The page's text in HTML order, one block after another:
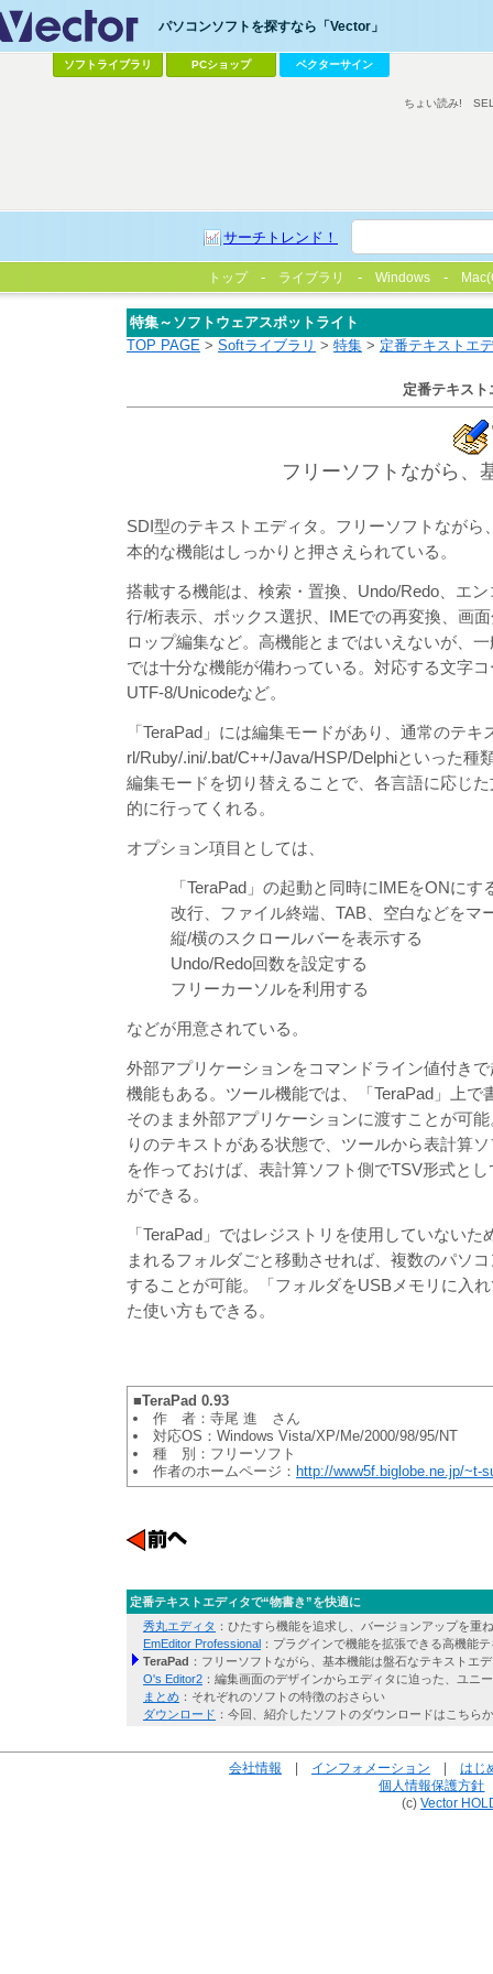
パソコンソフトを探すなら「Vector」
ソフトライブラリ PCショップ ベクターサイン
サーチトレンド！
ちょい読み!
トップ ライブラリ Windows
特集～ソフトウェアスポットライト
TOP PAGE > Softライブラリ > 特集 > 定番テキストエ
定番テキス
フリーソフトながら、
SDI型のテキストエディタ。フリーソフトながら
本的な機能はしっかりと押さえられている。
搭載する機能は、検索・置換、Undo/Redo、エ
行/桁表示、ボックス選択、IMEでの再変換、画
ロップ編集など。高機能とまではいえないが、
では十分な機能が備わっている。対応する文字
UTF-8/Unicodeなど。
「TeraPad」には編集モードがあり、通常のテ
rl/Ruby/.ini/.bat/C++/Java/HSP/Delphiといった種
編集モードを切り替えることで、各言語に応じ
的に行ってくれる。
オプション項目としては、
「TeraPad」の起動と同時にIMEをONにす
改行、ファイル終端、TAB、空白などをマ
縦/横のスクロールバーを表示する
Undo/Redo回数を設定する
フリーカーソルを利用する
などが用意されている。
外部アプリケーションをコマンドライン値付き
機能もある。ツール機能では、「TeraPad」上で
そのまま外部アプリケーションに渡すことが可
りのテキストがある状態で、ツールから表計算
を作っておけば、表計算ソフト側でTSV形式と
ができる。
「TeraPad」ではレジストリを使用していない
まれるフォルダごと移動させれば、複数のパソ
することが可能。「フォルダをUSBメモリに入
た使い方もできる。
■TeraPad 0.93
作 者：寺尾 進 さん
対応OS：Windows Vista/XP/Me/2000/98/95/NT
種 別：フリーソフト
作者のホームページ： http://www5f.biglobe.ne.jp/~t-
定番テキストエディタで“物書き”を快適に
秀丸エディタ ：ひたすら機能を追求し、バージョンアップを重
EmEditor Professional ：プラグインで機能を拡張できる高機能
TeraPad ：フリーソフトながら、基本機能は盤石なテキストエ
O's Editor2 ：編集画面のデザインからエディタに迫った、ユニ
まとめ ：それぞれのソフトの特徴のおさらい
ダウンロード ：今回、紹介したソフトのダウンロードはこちら
会社情報 | インフォメーション | はじ
個人情報保護方針
(c) Vector